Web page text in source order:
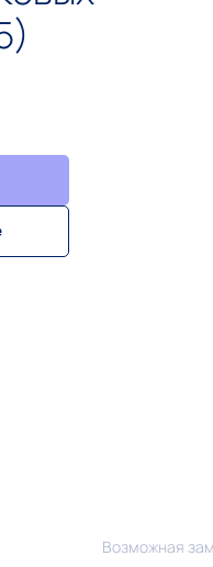
Возможная